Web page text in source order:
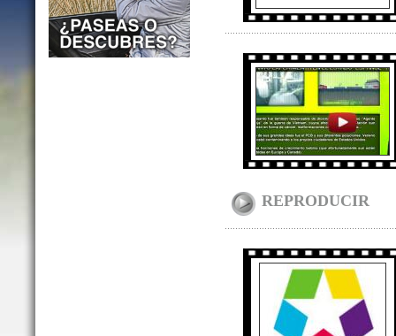
REPRODUCIR